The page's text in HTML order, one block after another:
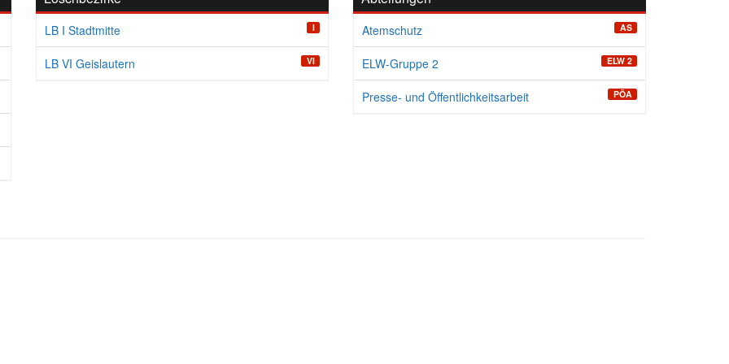
LB I Stadtmitte I
LB VI Geislautern VI
Atemschutz AS
ELW-Gruppe 2 ELW 2
Presse- und Öffentlichkeitsarbeit PÖA